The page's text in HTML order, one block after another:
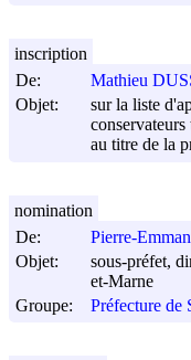
De:
Mathieu
Objet:
sur la liste
au titre de la
inscription
De:
Pierre-
Objet:
sous-préfet,
et-Marne
Groupe:
Préfecture de
nomination